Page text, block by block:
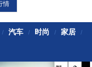
/ 汽车 / 时尚 / 家居 /